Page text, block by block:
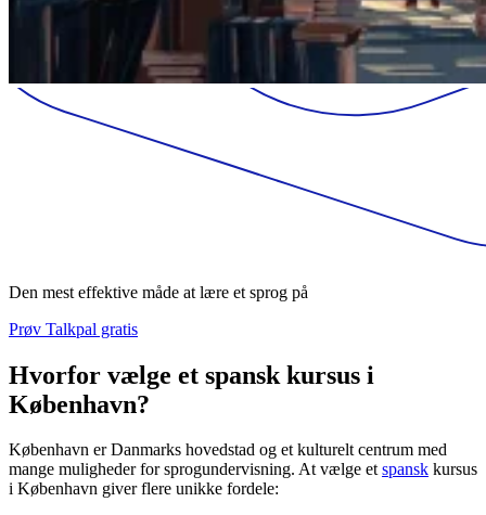
Den mest effektive måde at lære et sprog på
Prøv Talkpal gratis
Hvorfor vælge et spansk kursus i
København?
København er Danmarks hovedstad og et kulturelt centrum med
mange muligheder for sprogundervisning. At vælge etspansk kursus
i København giver flere unikke fordele: